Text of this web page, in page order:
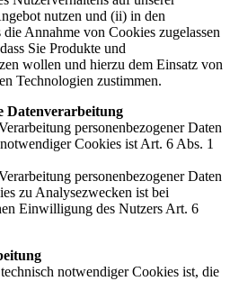
nutzen und (ii) in den
Annahme von Cookies zugelassen
Sie Produkte und
wollen und hierzu dem Einsatz von
Technologien zustimmen.
Datenverarbeitung
personenbezogener Daten
Cookies ist Art. 6 Abs. 1
personenbezogener Daten
zu Analysezwecken ist bei
Einwilligung des Nutzers Art. 6
notwendiger Cookies ist, die